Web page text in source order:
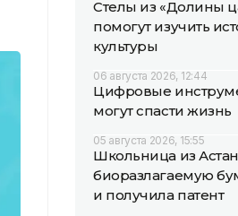
Стелы из «Долины
помогут изучить
культуры
06 августа 2026, 12:44
Цифровые
могут спасти жизнь
05 августа 2026, 15:55
Школьница из
биоразлагаемую
и получила патент